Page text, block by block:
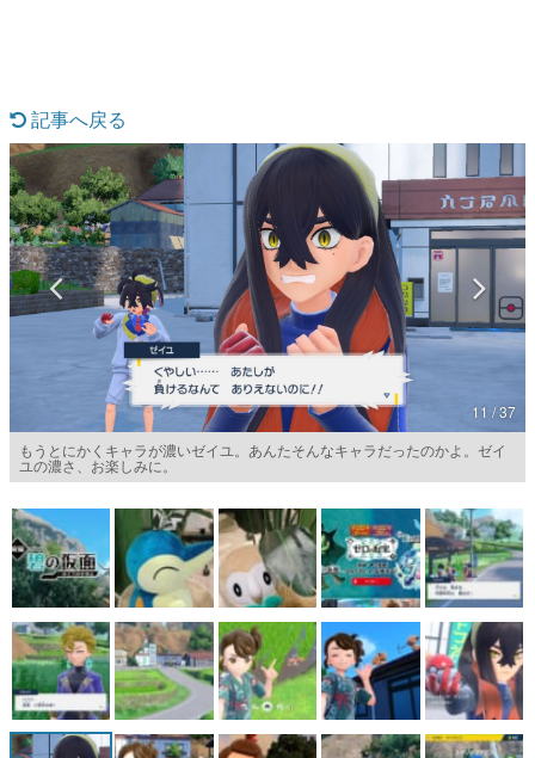
カテゴリ
特集記事
マンガ
女性向け
アプリレビュー
その他
電ファミニコゲーマーとは？
運営：株式会社マレ
記事へ戻る
11 / 37
もうとにかくキャラが濃いゼイユ。あんたそんなキャラだったのかよ。ゼイ
ユの濃さ、お楽しみに。